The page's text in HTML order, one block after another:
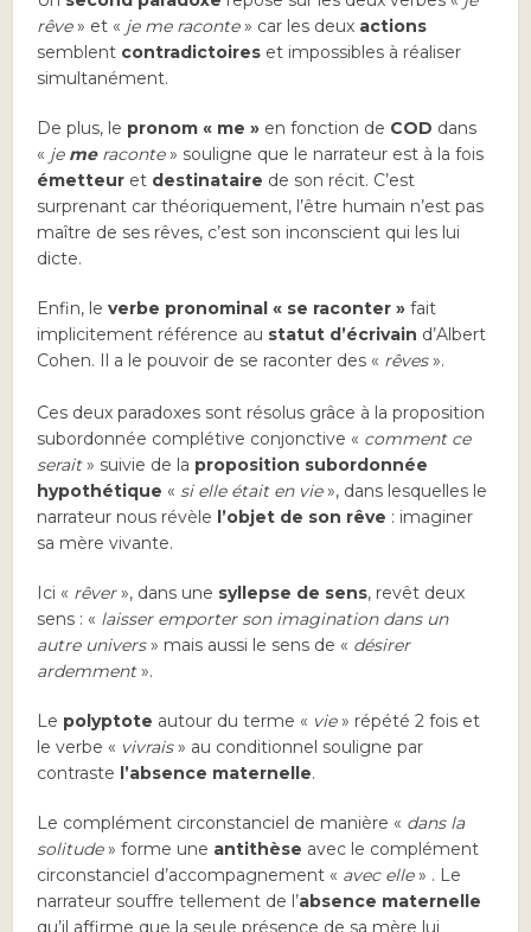
rêve» et « je me raconte» car les deux actions
semblent contradictoires et impossibles à réaliser
simultanément.
De plus, le pronom « me » en fonction de COD dans
« je meraconte» souligne que le narrateur est à la fois
émetteur et destinataire de son récit. C’est
surprenant car théoriquement, l’être humain n’est pas
maître de ses rêves, c’est son inconscient qui les lui
dicte.
Enfin, le verbe pronominal « se raconter » fait
implicitement référence au statut d’écrivain d’Albert
Cohen. Il a le pouvoir de se raconter des « rêves».
Ces deux paradoxes sont résolus grâce à la proposition
subordonnée complétive conjonctive « comment ce
serait» suivie de la proposition subordonnée
hypothétique « si elle était en vie», dans lesquelles le
narrateur nous révèle l’objet de son rêve : imaginer
sa mère vivante.
Ici « rêver», dans une syllepse de sens, revêt deux
sens : « laisser emporter son imagination dans un
autre univers» mais aussi le sens de « désirer
ardemment».
Le polyptote autour du terme « vie» répété 2 fois et
le verbe « vivrais» au conditionnel souligne par
contraste l’absence maternelle.
Le complément circonstanciel de manière « dans la
solitude» forme une antithèse avec le complément
circonstanciel d’accompagnement « avec elle» . Le
narrateur souffre tellement de l’absence maternelle
qu’il affirme que la seule présence de sa mère lui